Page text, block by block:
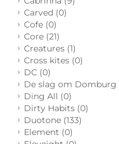
Carved (0)
Cofe (0)
Core (21)
Creatures (1)
Cross kites (0)
DC (0)
De slag om Domburg
Ding All (0)
Dirty Habits (0)
Duotone (133)
Element (0)